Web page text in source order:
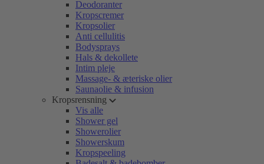
Deodoranter
Kropscremer
Kropsolier
Anti cellulitis
Bodysprays
Hals & dekollete
Intim pleje
Massage- & æteriske olier
Saunaolie & infusion
Kropsrensning
Vis alle
Shower gel
Showerolier
Showerskum
Kropspeeling